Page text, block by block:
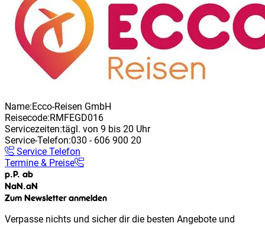
Name:Ecco-Reisen GmbH
Reisecode:RMFEGD016
Servicezeiten:tägl. von 9 bis 20 Uhr
Service-Telefon:030 - 606 900 20
Service Telefon
Termine & Preise
p.P. ab
NaN.aN
Zum Newsletter anmelden
Verpasse nichts und sicher dir die besten Angebote und